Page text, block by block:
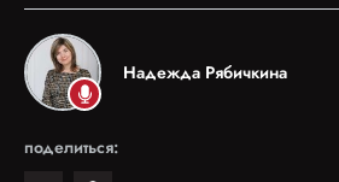
Надежда Рябичкина
поделиться: